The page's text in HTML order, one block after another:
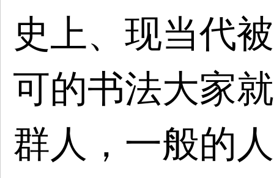
史上、现当代
可的书法大家
群人，一般的